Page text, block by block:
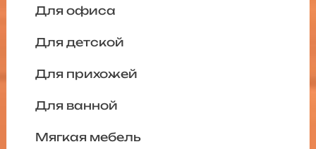
Для офиса
Для детской
Для прихожей
Для ванной
Мягкая мебель